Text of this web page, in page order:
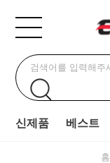
신제품 베스트
홈